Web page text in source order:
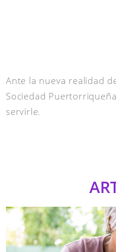
Ante la nueva realidad
Sociedad
servirle.